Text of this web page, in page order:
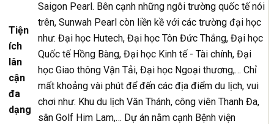
Tiện
ích
lân
cận
đa
dạng
Saigon Pearl. Bên cạnh những ngôi trường quốc tế nói
trên, Sunwah Pearl còn liền kề với các trường đại học
như: Đại học Hutech, Đại học Tôn Đức Thắng, Đại học
Quốc tế Hồng Bàng, Đại học Kinh tế - Tài chính, Đại
học Giao thông Vận Tải, Đại học Ngoại thương,… Chỉ
mất khoảng vài phút để đến các địa điểm du lịch, vui
chơi như: Khu du lịch Văn Thánh, công viên Thanh Đa,
sân Golf Him Lam,… Dự án nằm cạnh Bệnh viện